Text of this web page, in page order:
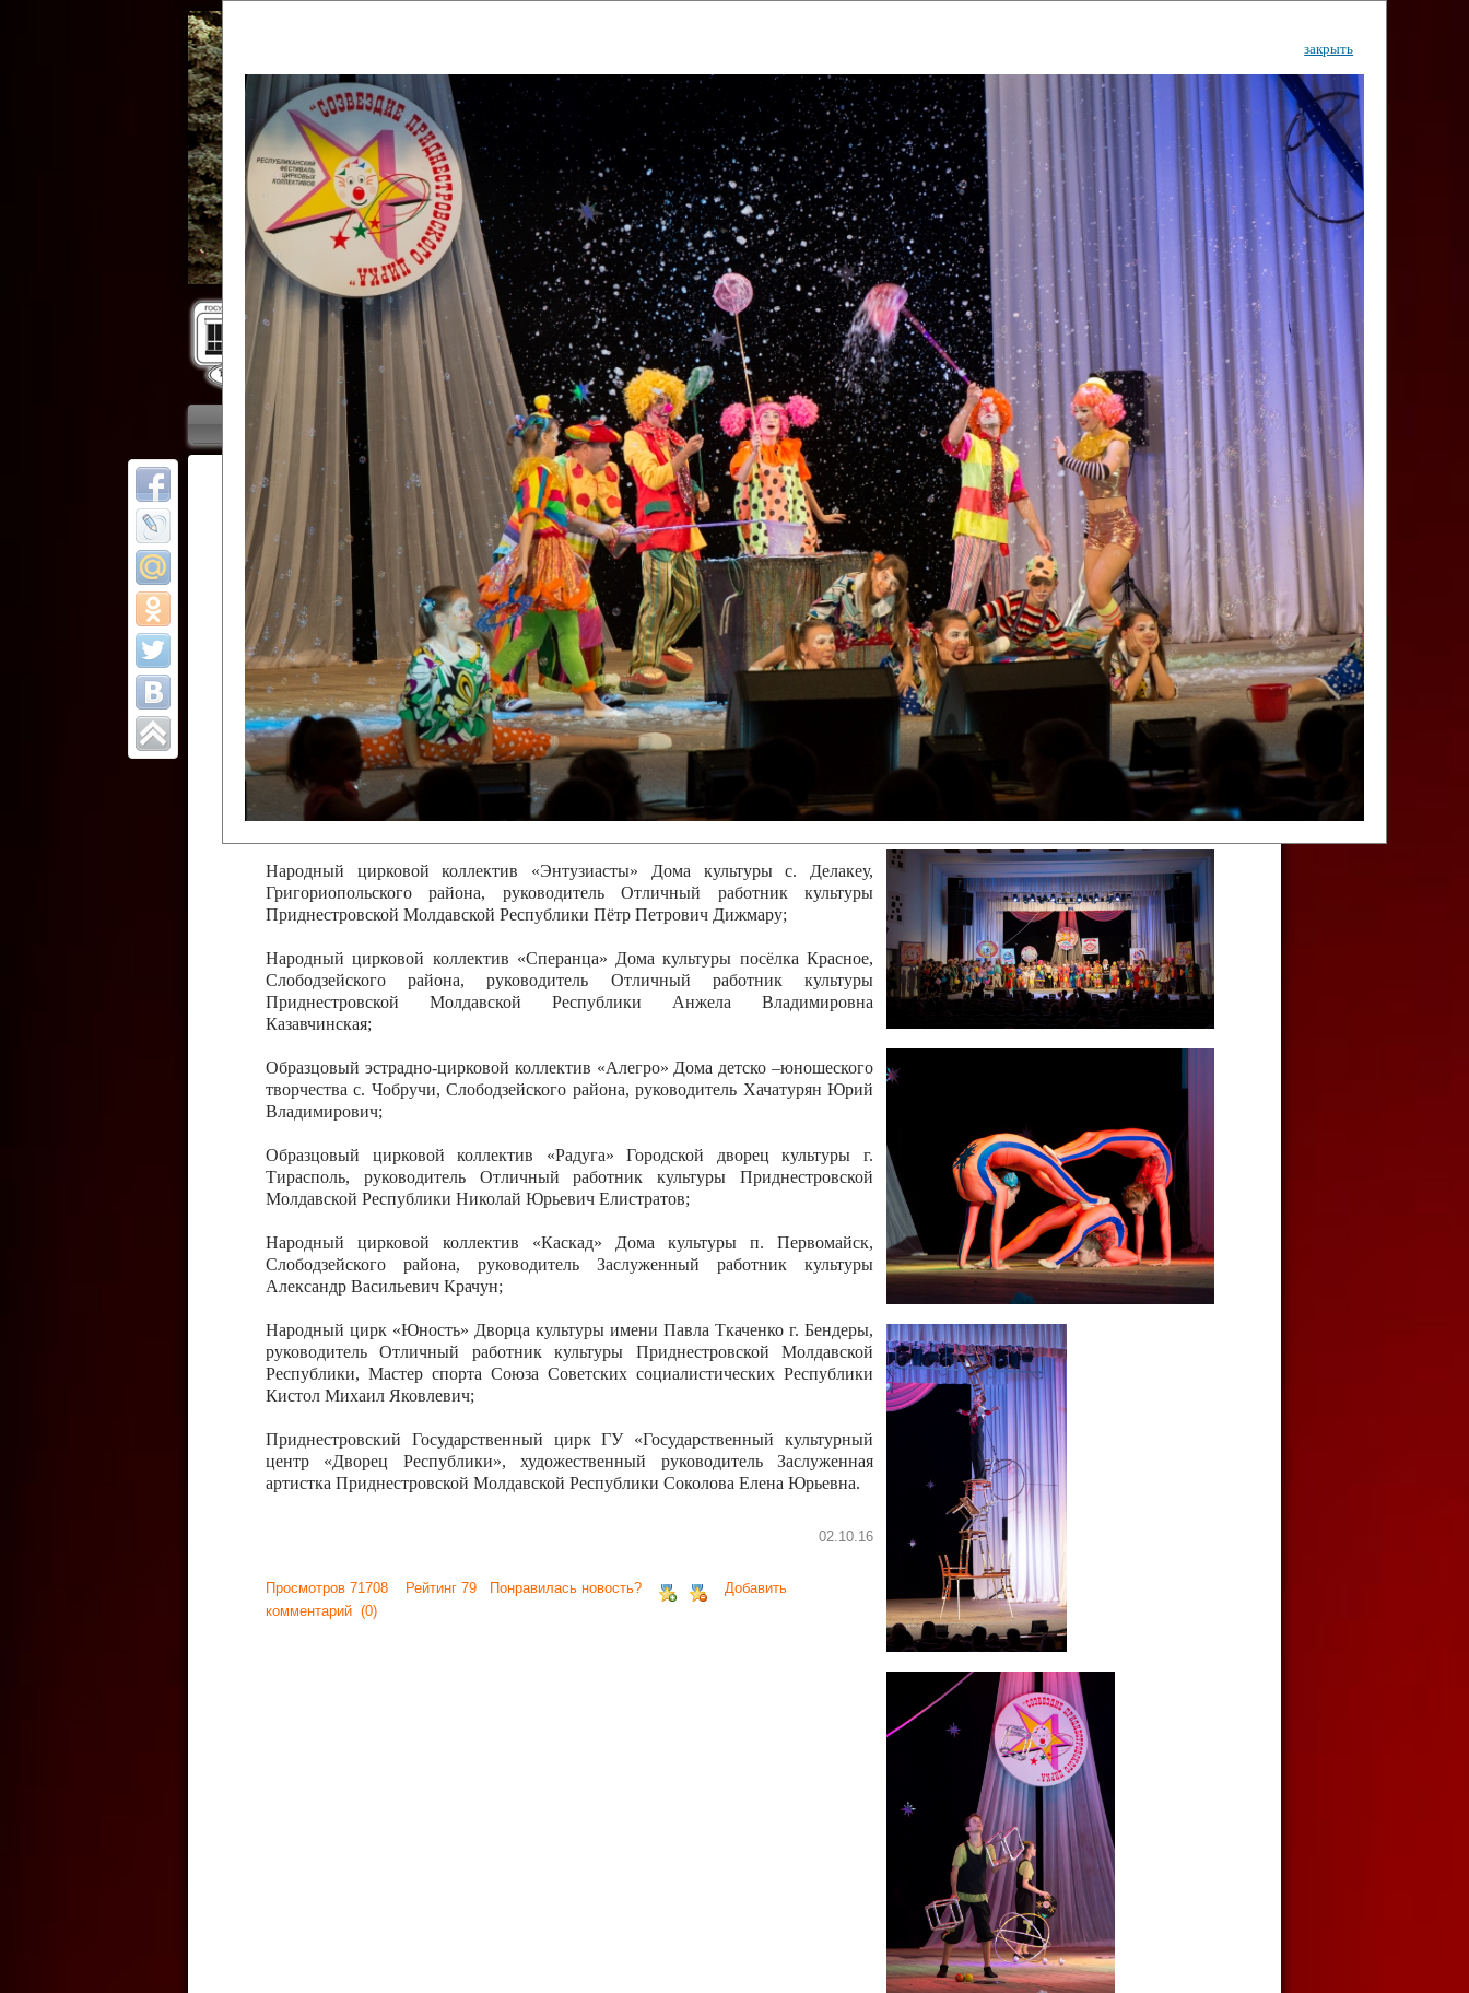
Государственный культурный центр
Дворец Республики
Главная Приветствие Коллективы Новости Афиша Арт-монитор Арт-прожектор Инфо Контакты
ОТЧЕТЫ ГКЦ "ДВОРЕЦ РЕСПУБЛИКИ"
закрыть
Все отчеты
Финал Республиканского фестиваля
цирковых коллективов "Созвездие
Приднестровского цирка"
Участники фестиваля:
Образцовый эстрадно-цирковой коллектив «Ровесник» Дом культуры с.
Протягайловка, г. Бендеры , руководитель Рогожинер Светлана Георгиевна
Народный цирковой клоунский коллектив «Шари-вари» МУ «Культурно-
досуговый центр «Шелковик» г.Бендеры, руководители Отличные работники
культуры Приднестровской Молдавской Республики Алёна Александровна и
Олег Степанович Райлян;
Народный цирковой коллектив «Энтузиасты» Дома культуры с. Делакеу,
Григориопольского района, руководитель Отличный работник культуры
Приднестровской Молдавской Республики Пётр Петрович Дижмару;
Народный цирковой коллектив «Сперанца» Дома культуры посёлка Красное,
Слободзейского района, руководитель Отличный работник культуры
Приднестровской Молдавской Республики Анжела Владимировна
Казавчинская;
Образцовый эстрадно-цирковой коллектив «Алегро» Дома детско –юношеского
творчества с. Чобручи, Слободзейского района, руководитель Хачатурян Юрий
Владимирович;
Образцовый цирковой коллектив «Радуга» Городской дворец культуры г.
Тирасполь, руководитель Отличный работник культуры Приднестровской
Молдавской Республики Николай Юрьевич Елистратов;
Народный цирковой коллектив «Каскад» Дома культуры п. Первомайск,
Слободзейского района, руководитель Заслуженный работник культуры
Александр Васильевич Крачун;
Народный цирк «Юность» Дворца культуры имени Павла Ткаченко г. Бендеры,
руководитель Отличный работник культуры Приднестровской Молдавской
Республики, Мастер спорта Союза Советских социалистических Республики
Кистол Михаил Яковлевич;
Приднестровский Государственный цирк ГУ «Государственный культурный
центр «Дворец Республики», художественный руководитель Заслуженная
артистка Приднестровской Молдавской Республики Соколова Елена Юрьевна.
02.10.16
Просмотров 71708 Рейтинг 79 Понравилась новость?
Добавить
комментарий (0)